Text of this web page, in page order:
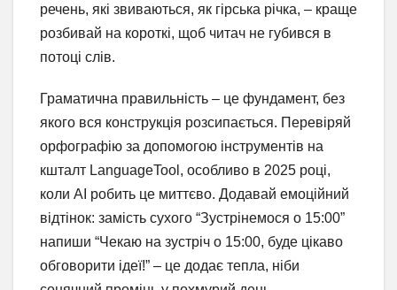
речень, які звиваються, як гірська річка, – краще
розбивай на короткі, щоб читач не губився в
потоці слів.
Граматична правильність – це фундамент, без
якого вся конструкція розсипається. Перевіряй
орфографію за допомогою інструментів на
кшталт LanguageTool, особливо в 2025 році,
коли AI робить це миттєво. Додавай емоційний
відтінок: замість сухого “Зустрінемося о 15:00”
напиши “Чекаю на зустріч о 15:00, буде цікаво
обговорити ідеї!” – це додає тепла, ніби